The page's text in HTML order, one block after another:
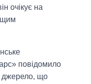
очікує на
повідомило
джерело, що